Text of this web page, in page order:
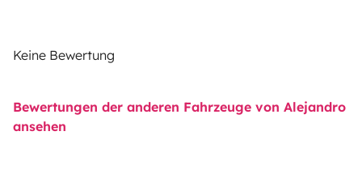
Keine Bewertung
Bewertungen der anderen Fahrzeuge von Alejandro
ansehen